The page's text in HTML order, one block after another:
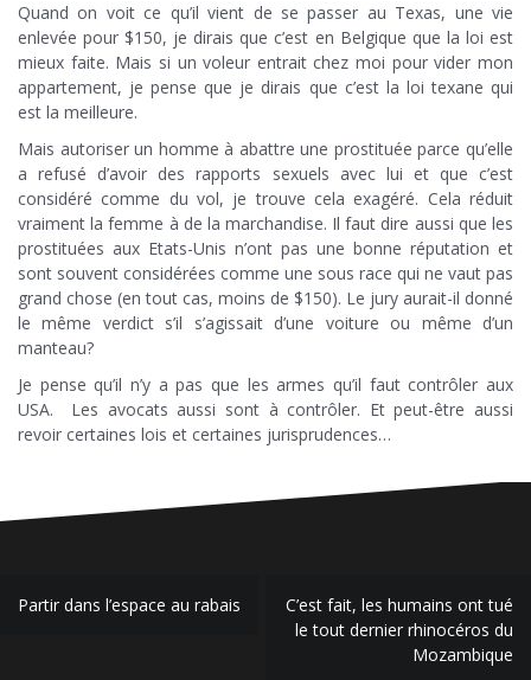
Quand on voit ce qu’il vient de se passer au Texas, une vie
enlevée pour $150, je dirais que c’est en Belgique que la loi est
mieux faite. Mais si un voleur entrait chez moi pour vider mon
appartement, je pense que je dirais que c’est la loi texane qui
est la meilleure.
Mais autoriser un homme à abattre une prostituée parce qu’elle
a refusé d’avoir des rapports sexuels avec lui et que c’est
considéré comme du vol, je trouve cela exagéré. Cela réduit
vraiment la femme à de la marchandise. Il faut dire aussi que les
prostituées aux Etats-Unis n’ont pas une bonne réputation et
sont souvent considérées comme une sous race qui ne vaut pas
grand chose (en tout cas, moins de $150). Le jury aurait-il donné
le même verdict s’il s’agissait d’une voiture ou même d’un
manteau?
Je pense qu’il n’y a pas que les armes qu’il faut contrôler aux
USA. Les avocats aussi sont à contrôler. Et peut-être aussi
revoir certaines lois et certaines jurisprudences…
Navigation
Partir dans l’espace au rabais
C’est fait, les humains ont tué
le tout dernier rhinocéros du
Mozambique